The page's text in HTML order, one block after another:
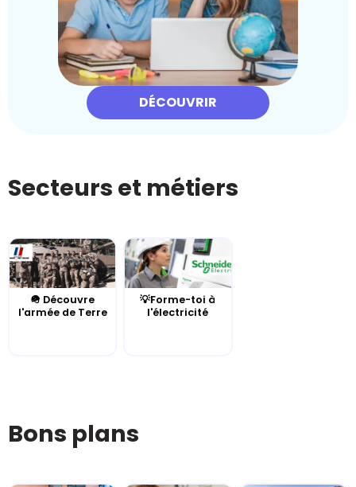
DÉCOUVRIR
Secteurs et métiers
🪖 Découvre
l'armée de Terre
💡Forme-toi à
l'électricité
Bons plans